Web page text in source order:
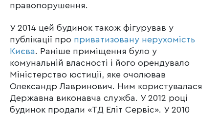
правопорушення.
У 2014 цей будинок також фігурував у
публікації про приватизовану нерухомість
Києва. Раніше приміщення було у
комунальній власності і його орендувало
Міністерство юстиції, яке очолював
Олександр Лавринович. Ним користувалася
Державна виконавча служба. У 2012 році
будинок продали «ТД Еліт Сервіс». У 2010